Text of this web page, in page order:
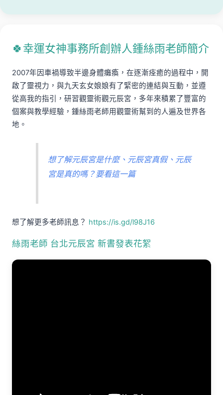
🍀幸運女神事務所創辦人鍾絲雨老師簡介
2007年因車禍導致半邊身體癱瘓，在逐漸痊癒的過程中，開
啟了靈視力，與九天玄女娘娘有了緊密的連結與互動，並遵
從高我的指引，研習觀靈術觀元辰宮，多年來積累了豐富的
個案與教學經驗，鍾絲雨老師用觀靈術幫到的人遍及世界各
地。
想了解元辰宮是什麼、元辰宮真假、元辰
宮是真的嗎？要看這一篇
想了解更多老師訊息？ https://is.gd/l98J16
絲雨老師 台北元辰宮 新書發表花絮